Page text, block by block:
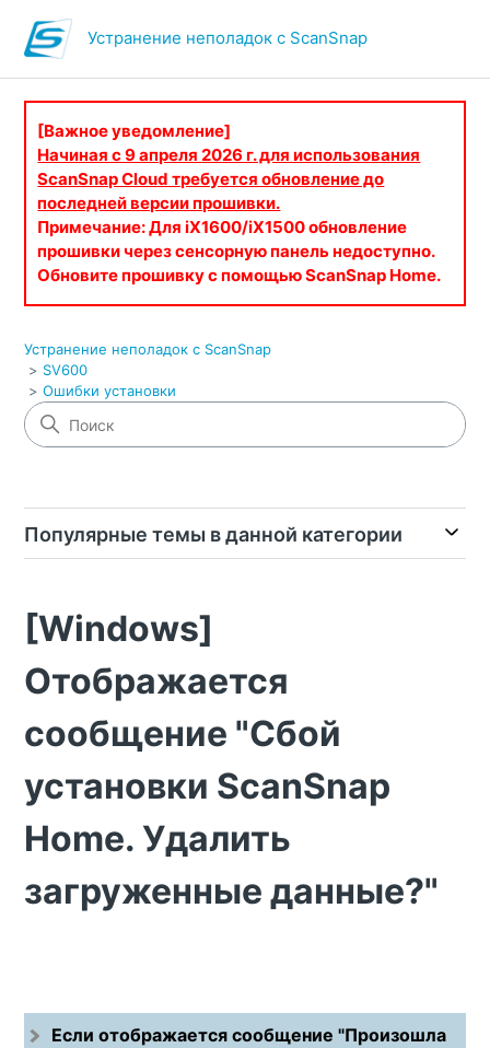
Устранение неполадок с ScanSnap
[Важное уведомление]
Начиная с 9 апреля 2026 г. для использования
ScanSnap Cloud требуется обновление до
последней версии прошивки.
Примечание: Для iX1600/iX1500 обновление
прошивки через сенсорную панель недоступно.
Обновите прошивку с помощью ScanSnap Home.
Устранение неполадок с ScanSnap
SV600
Ошибки установки
Популярные темы в данной категории
[Windows]
Отображается
сообщение "Сбой
установки ScanSnap
Home. Удалить
загруженные данные?"
Если отображается сообщение "Произошла